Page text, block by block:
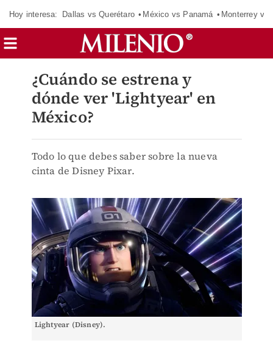
Hoy interesa: Dallas vs Querétaro México vs Panamá Monterrey vs
¿Cuándo se estrena y
dónde ver 'Lightyear' en
México?
Todo lo que debes saber sobre la nueva
cinta de Disney Pixar.
Lightyear (Disney).